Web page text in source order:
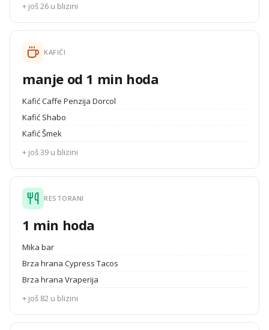
+ još 26 u blizini
KAFIĆI
manje od 1 min hoda
Kafić Caffe Penzija Dorcol
Kafić Shabo
Kafić Šmek
+ još 39 u blizini
RESTORANI
1 min hoda
Mika bar
Brza hrana Cypress Tacos
Brza hrana Vraperija
+ još 82 u blizini